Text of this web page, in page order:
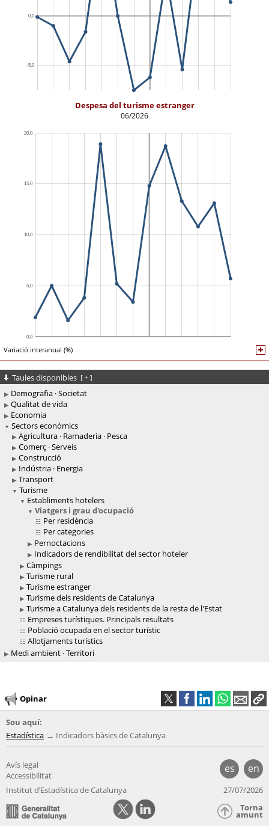
Despesa del turisme estranger
06/2026
Variació interanual (%)
Taules disponibles [ + ]
Demografia · Societat
Qualitat de vida
Economia
Sectors econòmics
Agricultura · Ramaderia · Pesca
Comerç · Serveis
Construcció
Indústria · Energia
Transport
Turisme
Establiments hotelers
Viatgers i grau d'ocupació
Per residència
Per categories
Pernoctacions
Indicadors de rendibilitat del sector hoteler
Càmpings
Turisme rural
Turisme estranger
Turisme dels residents de Catalunya
Turisme a Catalunya dels residents de la resta de l'Estat
Empreses turístiques. Principals resultats
Població ocupada en el sector turístic
Allotjaments turístics
Medi ambient · Territori
Opinar
Sou aquí:
Estadística
Indicadors bàsics de Catalunya
es en
Avís legal
Accessibilitat
Institut d’Estadística de Catalunya
27/07/2026
Torna
amunt